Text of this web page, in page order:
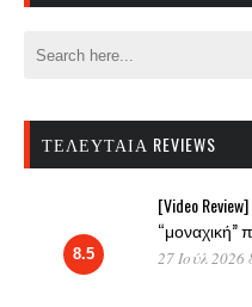
ΤΕΛΕΥΤΑΊΑ REVIEWS
8.5
[Video
“μοναχική”
27 Ιούλ 2026